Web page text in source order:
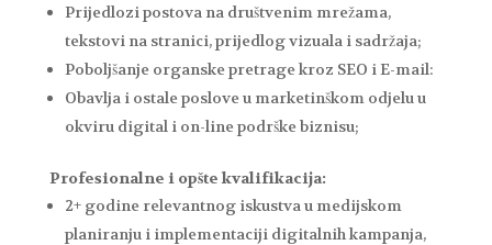
Prijedlozi postova na društvenim mrežama,
tekstovi na stranici, prijedlog vizuala i sadržaja;
Poboljšanje organske pretrage kroz SEO i E-mail:
Obavlja i ostale poslove u marketinškom odjelu u
okviru digital i on-line podrške biznisu;
Profesionalne i opšte kvalifikacija:
2+ godine relevantnog iskustva u medijskom
planiranju i implementaciji digitalnih kampanja,